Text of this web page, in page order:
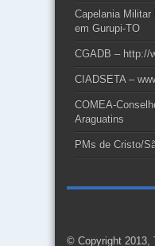
Capelania Militar
em Gurupi-TO
CGADB – http://
CIADSETA –
COMEA-
Araguatins
PMs de Cristo/
© Copyright 2013,